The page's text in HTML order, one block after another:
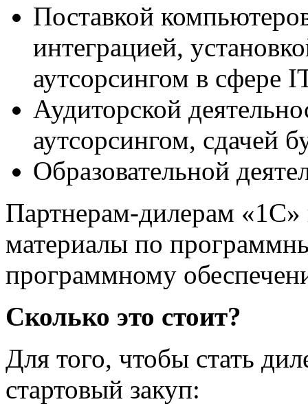
Поставкой
интеграцией,
аутсорсингом в сфере
Аудиторской
аутсорсингом, сдачей
Образовательной
Партнерам-дилерам «1С»
материалы по
программному
Сколько это стоит?
Для того, чтобы стать
стартовый закуп: